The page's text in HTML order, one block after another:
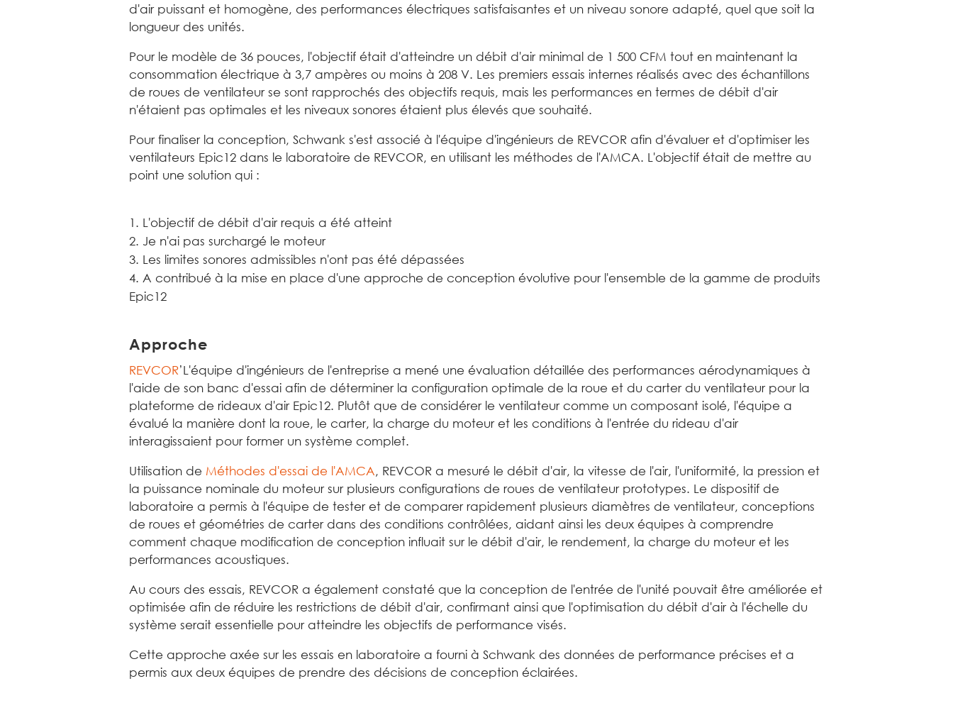
d'air puissant et homogène, des performances électriques satisfaisantes et un niveau sonore adapté, quel que soit la
longueur des unités.
Pour le modèle de 36 pouces, l'objectif était d'atteindre un débit d'air minimal de 1 500 CFM tout en maintenant la
consommation électrique à 3,7 ampères ou moins à 208 V. Les premiers essais internes réalisés avec des échantillons
de roues de ventilateur se sont rapprochés des objectifs requis, mais les performances en termes de débit d'air
n'étaient pas optimales et les niveaux sonores étaient plus élevés que souhaité.
Pour finaliser la conception, Schwank s'est associé à l'équipe d'ingénieurs de REVCOR afin d'évaluer et d'optimiser les
ventilateurs Epic12 dans le laboratoire de REVCOR, en utilisant les méthodes de l'AMCA. L'objectif était de mettre au
point une solution qui :
L'objectif de débit d'air requis a été atteint
Je n'ai pas surchargé le moteur
Les limites sonores admissibles n'ont pas été dépassées
A contribué à la mise en place d'une approche de conception évolutive pour l'ensemble de la gamme de produits
Epic12
Approche
REVCOR’L'équipe d'ingénieurs de l'entreprise a mené une évaluation détaillée des performances aérodynamiques à
l'aide de son banc d'essai afin de déterminer la configuration optimale de la roue et du carter du ventilateur pour la
plateforme de rideaux d'air Epic12. Plutôt que de considérer le ventilateur comme un composant isolé, l'équipe a
évalué la manière dont la roue, le carter, la charge du moteur et les conditions à l'entrée du rideau d'air
interagissaient pour former un système complet.
Utilisation de Méthodes d'essai de l'AMCA, REVCOR a mesuré le débit d'air, la vitesse de l'air, l'uniformité, la pression et
la puissance nominale du moteur sur plusieurs configurations de roues de ventilateur prototypes. Le dispositif de
laboratoire a permis à l'équipe de tester et de comparer rapidement plusieurs diamètres de ventilateur, conceptions
de roues et géométries de carter dans des conditions contrôlées, aidant ainsi les deux équipes à comprendre
comment chaque modification de conception influait sur le débit d'air, le rendement, la charge du moteur et les
performances acoustiques.
Au cours des essais, REVCOR a également constaté que la conception de l'entrée de l'unité pouvait être améliorée et
optimisée afin de réduire les restrictions de débit d'air, confirmant ainsi que l'optimisation du débit d'air à l'échelle du
système serait essentielle pour atteindre les objectifs de performance visés.
Cette approche axée sur les essais en laboratoire a fourni à Schwank des données de performance précises et a
permis aux deux équipes de prendre des décisions de conception éclairées.